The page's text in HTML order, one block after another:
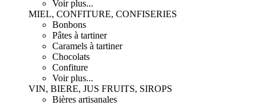
Voir plus...
MIEL, CONFITURE, CONFISERIES
Bonbons
Pâtes à tartiner
Caramels à tartiner
Chocolats
Confiture
Voir plus...
VIN, BIERE, JUS FRUITS, SIROPS
Bières artisanales